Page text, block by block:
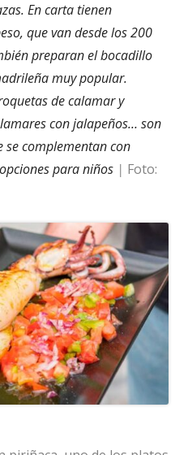
En carta tienen
que van desde los 200
preparan el bocadillo
muy popular.
de calamar y
con jalapeños… son
se complementan con
para niños | Foto: